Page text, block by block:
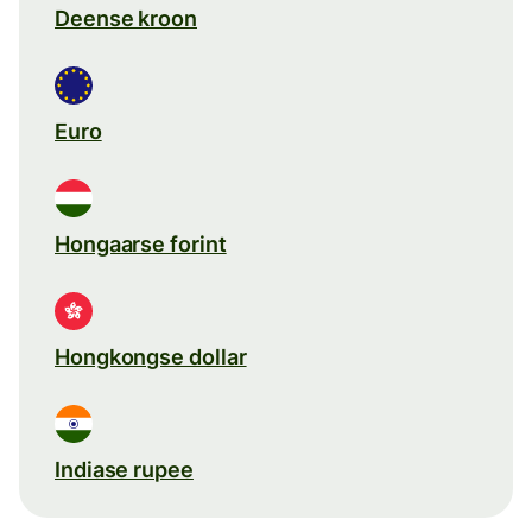
Deense kroon
Euro
Hongaarse forint
Hongkongse dollar
Indiase rupee